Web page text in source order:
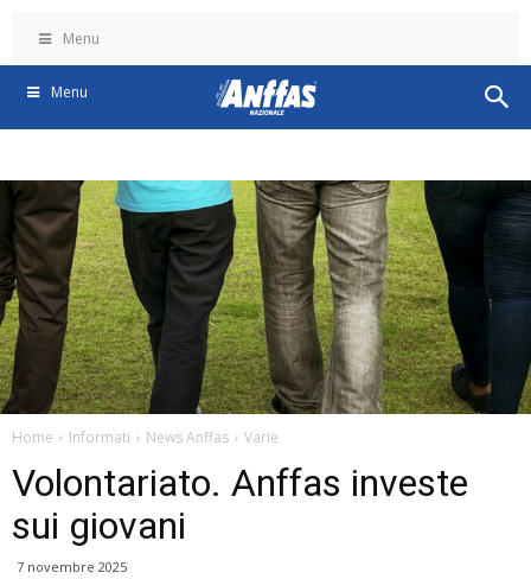
Menu
Menu
Home Informati News Anffas Varie
Volontariato. Anffas investe
sui giovani
7 novembre 2025